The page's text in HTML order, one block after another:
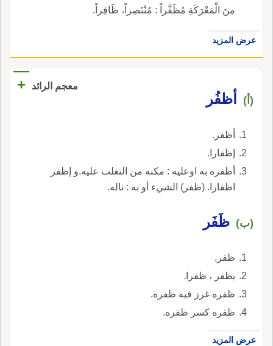
مِنَ الْمَعْرَكَةِ مُظَفَّراً : مُنْتَصِراً، ظَافِراً.
عرض المزيد
معجم الرائد +
(أ) أظفُر
أظفر.
إظفارا.
أظفره به اوعليه : مكنه من التغلب عليه.و إظفر
اظفارا. (ظفر) الشيء أو به : ناله.
(ب) ظَفَر
ظفر.
يظفر ، ظفرا.
ظفره غرز فيه ظفره.
ظفره كسر ظفره.
عرض المزيد